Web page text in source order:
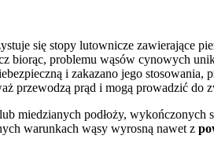
się stopy lutownicze zawierające
problemu wąsów cynowych
i zakazano jego
przewodzą prąd i mogą prowadzić do
miedzianych podłoży,
warunkach wąsy wyrosną nawet z